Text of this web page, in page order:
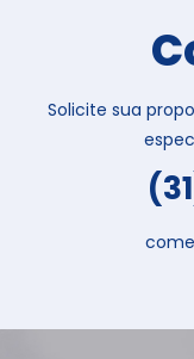
Solicite sua